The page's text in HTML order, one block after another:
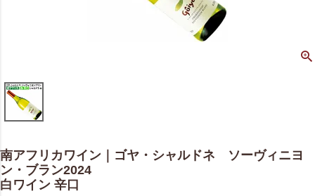
南アフリカワイン｜ゴヤ・シャルドネ ソーヴィニヨ
ン・ブラン2024
白ワイン 辛口